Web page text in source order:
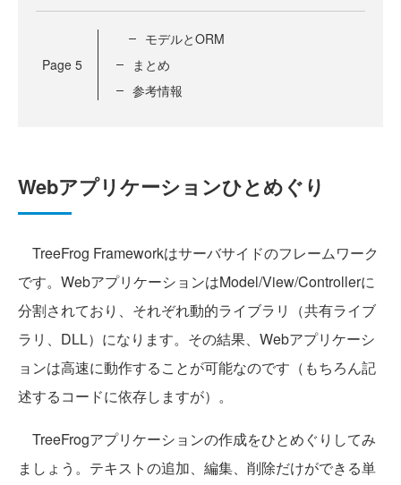
Page 5
モデルとORM
まとめ
参考情報
Webアプリケーションひとめぐり
TreeFrog Frameworkはサーバサイドのフレームワーク
です。WebアプリケーションはModel/View/Controllerに
分割されており、それぞれ動的ライブラリ（共有ライブ
ラリ、DLL）になります。その結果、Webアプリケーシ
ョンは高速に動作することが可能なのです（もちろん記
述するコードに依存しますが）。
TreeFrogアプリケーションの作成をひとめぐりしてみ
ましょう。テキストの追加、編集、削除だけができる単